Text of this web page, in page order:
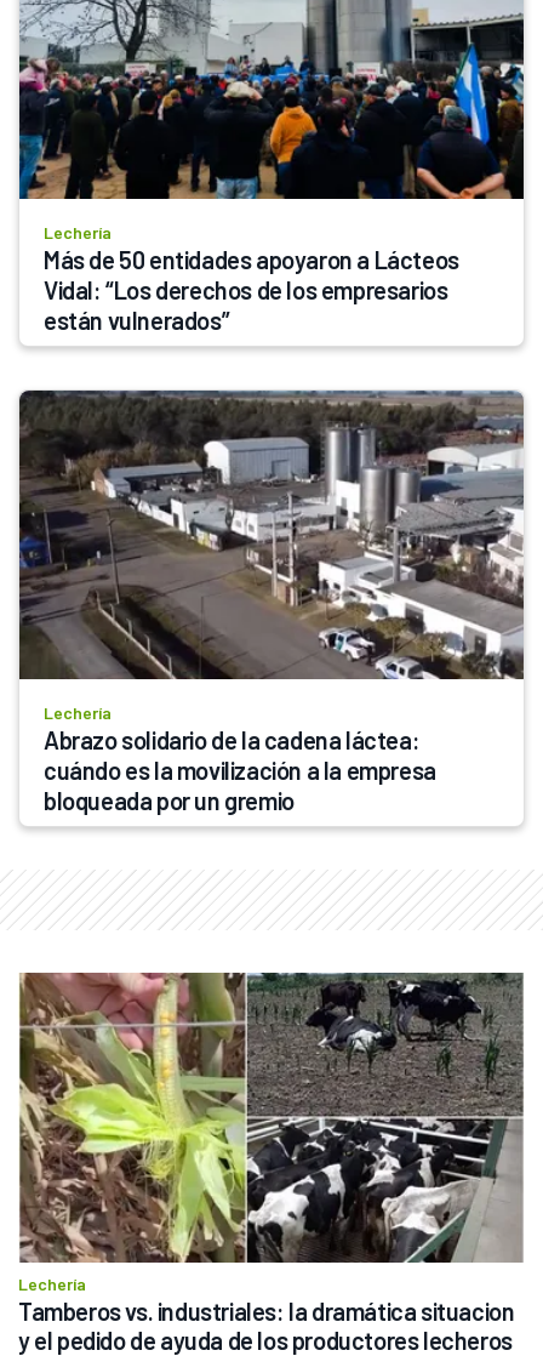
Lechería
Más de 50 entidades apoyaron a Lácteos
Vidal: “Los derechos de los empresarios
están vulnerados”
Lechería
Abrazo solidario de la cadena láctea:
cuándo es la movilización a la empresa
bloqueada por un gremio
Lechería
Tamberos vs. industriales: la dramática situacion
y el pedido de ayuda de los productores lecheros